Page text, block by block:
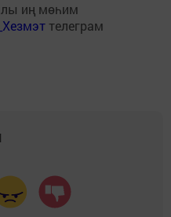
иң мөһим
телеграм